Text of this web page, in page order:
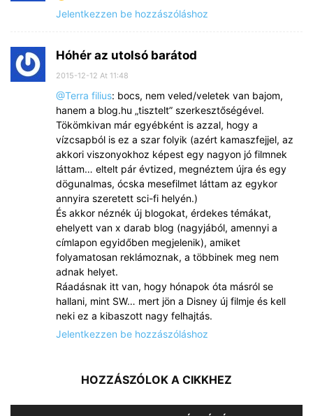
Jelentkezzen be hozzászóláshoz
Hóhér az utolsó barátod
2015-12-12 At 11:48
@Terra filius: bocs, nem veled/veletek van bajom,
hanem a blog.hu „tisztelt” szerkesztőségével.
Tökömkivan már egyébként is azzal, hogy a
vízcsapból is ez a szar folyik (azért kamaszfejjel, az
akkori viszonyokhoz képest egy nagyon jó filmnek
láttam… eltelt pár évtized, megnéztem újra és egy
dögunalmas, ócska mesefilmet láttam az egykor
annyira szeretett sci-fi helyén.)
És akkor néznék új blogokat, érdekes témákat,
ehelyett van x darab blog (nagyjából, amennyi a
címlapon egyidőben megjelenik), amiket
folyamatosan reklámoznak, a többinek meg nem
adnak helyet.
Ráadásnak itt van, hogy hónapok óta másról se
hallani, mint SW… mert jön a Disney új filmje és kell
neki ez a kibaszott nagy felhajtás.
Jelentkezzen be hozzászóláshoz
HOZZÁSZÓLOK A CIKKHEZ